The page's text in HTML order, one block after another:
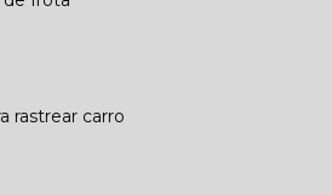
rastrear carro